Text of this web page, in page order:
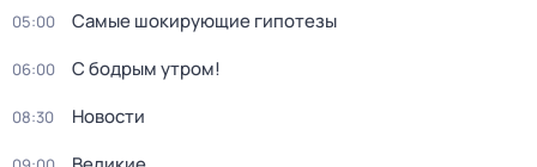
05:00 Самые шoкиpующие гипотезы
06:00 С бодрым утром!
08:30 Новости